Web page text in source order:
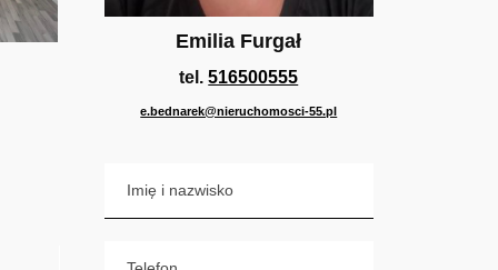
Emilia Furgał
tel. 516500555
e.bednarek@nieruchomosci-55.pl